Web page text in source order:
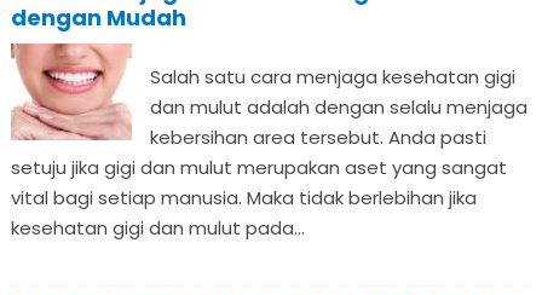
dengan Mudah
Salah satu cara menjaga kesehatan gigi
dan mulut adalah dengan selalu menjaga
kebersihan area tersebut. Anda pasti
setuju jika gigi dan mulut merupakan aset yang sangat
vital bagi setiap manusia. Maka tidak berlebihan jika
kesehatan gigi dan mulut pada...